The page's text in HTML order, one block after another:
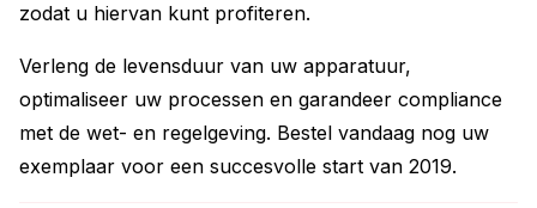
zodat u hiervan kunt profiteren.
Verleng de levensduur van uw apparatuur,
optimaliseer uw processen en garandeer compliance
met de wet- en regelgeving. Bestel vandaag nog uw
exemplaar voor een succesvolle start van 2019.